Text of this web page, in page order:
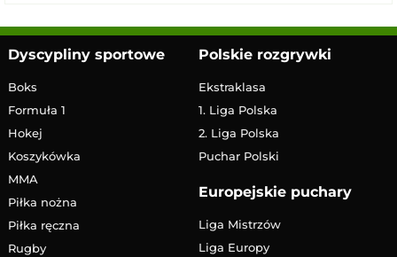
Dyscypliny sportowe
Boks
Formuła 1
Hokej
Koszykówka
MMA
Piłka nożna
Piłka ręczna
Rugby
Polskie rozgrywki
Ekstraklasa
1. Liga Polska
2. Liga Polska
Puchar Polski
Europejskie puchary
Liga Mistrzów
Liga Europy